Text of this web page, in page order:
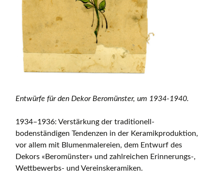
Entwürfe für den Dekor Beromünster, um 1934-1940.
1934–1936: Verstärkung der traditionell-
bodenständigen Tendenzen in der Keramikproduktion,
vor allem mit Blumenmalereien, dem Entwurf des
Dekors «Beromünster» und zahlreichen Erinnerungs-,
Wettbewerbs- und Vereinskeramiken.